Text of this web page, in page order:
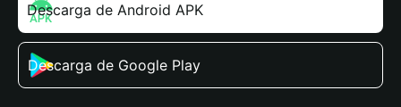
Descarga de Android APK
Descarga de Google Play